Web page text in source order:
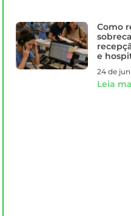
Como
e
24 de
Leia